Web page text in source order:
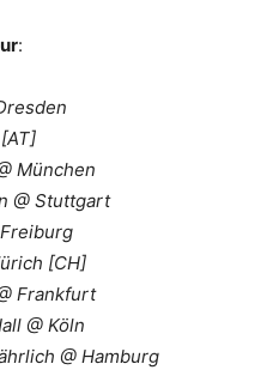
:
München
@ Stuttgart
[CH]
Frankfurt
@ Köln
@ Hamburg